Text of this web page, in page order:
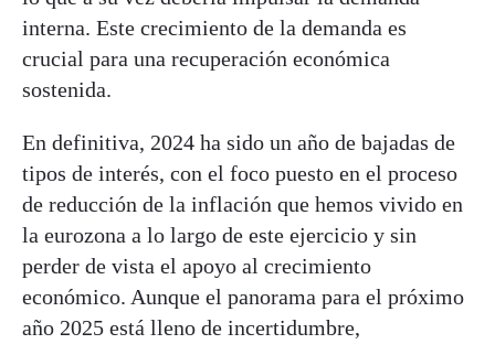
interna. Este crecimiento de la demanda es
crucial para una recuperación económica
sostenida.
En definitiva, 2024 ha sido un año de bajadas de
tipos de interés, con el foco puesto en el proceso
de reducción de la inflación que hemos vivido en
la eurozona a lo largo de este ejercicio y sin
perder de vista el apoyo al crecimiento
económico. Aunque el panorama para el próximo
año 2025 está lleno de incertidumbre,